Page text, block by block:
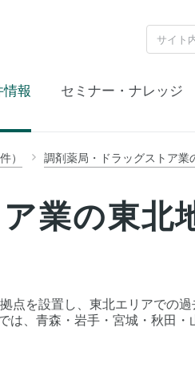
報 セミナー・ナレッジ
） 調剤薬局・ドラッグストア
業の東
点を設置し、東北エリアでの
、青森・岩手・宮城・秋田